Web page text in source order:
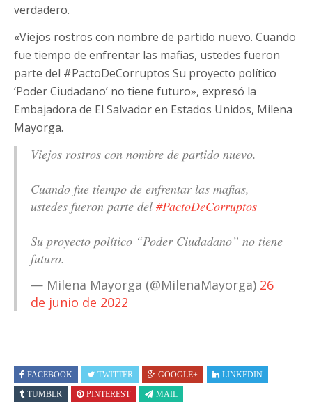
verdadero.
«Viejos rostros con nombre de partido nuevo. Cuando
fue tiempo de enfrentar las mafias, ustedes fueron
parte del #PactoDeCorruptos Su proyecto político
‘Poder Ciudadano’ no tiene futuro», expresó la
Embajadora de El Salvador en Estados Unidos, Milena
Mayorga.
Viejos rostros con nombre de partido nuevo.
Cuando fue tiempo de enfrentar las mafias,
ustedes fueron parte del #PactoDeCorruptos
Su proyecto político “Poder Ciudadano” no tiene
futuro.
— Milena Mayorga (@MilenaMayorga) 26
de junio de 2022
FACEBOOK TWITTER GOOGLE+
LINKEDIN
TUMBLR
PINTEREST MAIL